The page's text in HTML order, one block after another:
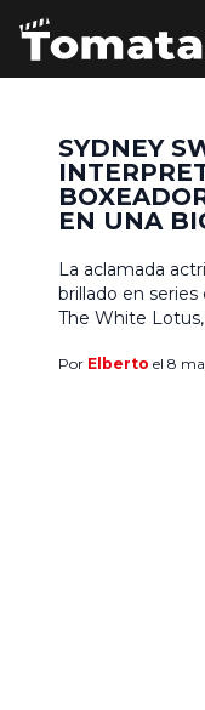
SYDNEY
EN UNA
La aclamada
brillado en
The White
interpretando a
Por Elberto el 8